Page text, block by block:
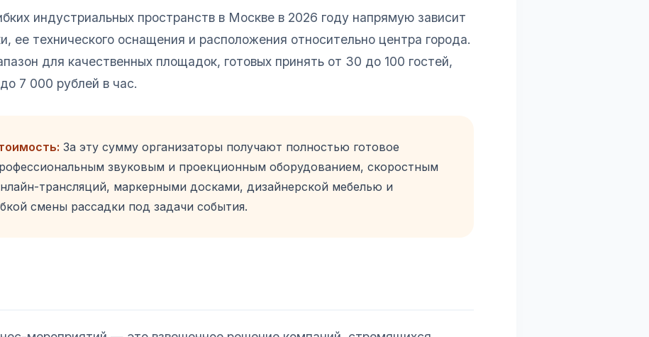
индустриальных пространств в Москве в 2026 году напрямую зависит
ее технического оснащения и расположения относительно центра города.
для качественных площадок, готовых принять от 30 до 100 гостей,
7 000 рублей в час.
За эту сумму организаторы получают полностью готовое
звуковым и проекционным оборудованием, скоростным
трансляций, маркерными досками, дизайнерской мебелью и
смены рассадки под задачи события.